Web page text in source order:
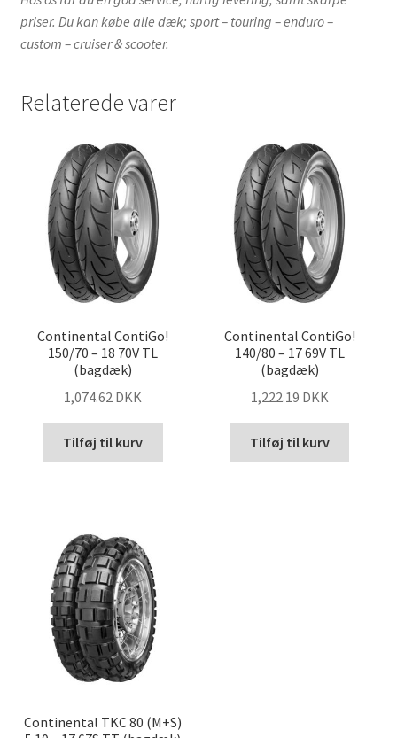
priser. Du kan købe alle dæk; sport – touring – enduro –
custom – cruiser & scooter.
Relaterede varer
Continental ContiGo!
150/70 – 18 70V TL
(bagdæk)
1,074.62 DKK
Tilføj til kurv
Continental ContiGo!
140/80 – 17 69V TL
(bagdæk)
1,222.19 DKK
Tilføj til kurv
Continental TKC 80 (M+S)